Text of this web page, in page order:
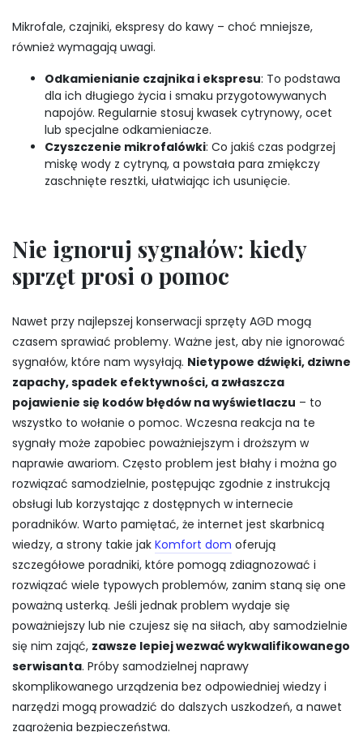
Mikrofale, czajniki, ekspresy do kawy – choć mniejsze,
również wymagają uwagi.
Odkamienianie czajnika i ekspresu: To podstawa
dla ich długiego życia i smaku przygotowywanych
napojów. Regularnie stosuj kwasek cytrynowy, ocet
lub specjalne odkamieniacze.
Czyszczenie mikrofalówki: Co jakiś czas podgrzej
miskę wody z cytryną, a powstała para zmiękczy
zaschnięte resztki, ułatwiając ich usunięcie.
Nie ignoruj sygnałów: kiedy
sprzęt prosi o pomoc
Nawet przy najlepszej konserwacji sprzęty AGD mogą
czasem sprawiać problemy. Ważne jest, aby nie ignorować
sygnałów, które nam wysyłają. Nietypowe dźwięki, dziwne
zapachy, spadek efektywności, a zwłaszcza
pojawienie się kodów błędów na wyświetlaczu – to
wszystko to wołanie o pomoc. Wczesna reakcja na te
sygnały może zapobiec poważniejszym i droższym w
naprawie awariom. Często problem jest błahy i można go
rozwiązać samodzielnie, postępując zgodnie z instrukcją
obsługi lub korzystając z dostępnych w internecie
poradników. Warto pamiętać, że internet jest skarbnicą
wiedzy, a strony takie jak Komfort dom oferują
szczegółowe poradniki, które pomogą zdiagnozować i
rozwiązać wiele typowych problemów, zanim staną się one
poważną usterką. Jeśli jednak problem wydaje się
poważniejszy lub nie czujesz się na siłach, aby samodzielnie
się nim zająć, zawsze lepiej wezwać wykwalifikowanego
serwisanta. Próby samodzielnej naprawy
skomplikowanego urządzenia bez odpowiedniej wiedzy i
narzędzi mogą prowadzić do dalszych uszkodzeń, a nawet
zagrożenia bezpieczeństwa.